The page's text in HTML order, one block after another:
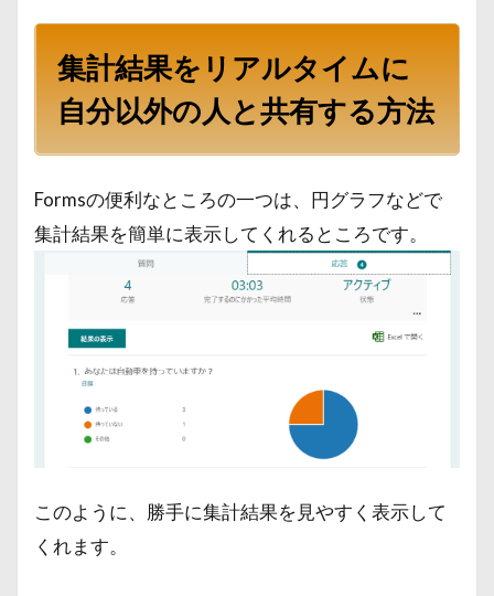
集計結果をリアルタイムに
自分以外の人と共有する方法
Formsの便利なところの一つは、円グラフなどで
集計結果を簡単に表示してくれるところです。
このように、勝手に集計結果を見やすく表示して
くれます。